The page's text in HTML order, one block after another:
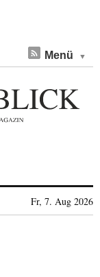
Menü
Fr, 7. Aug 2026